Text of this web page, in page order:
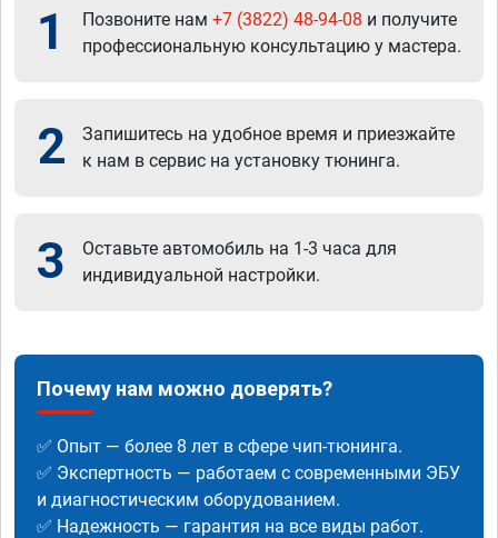
1 Позвоните нам +7 (3822) 48-94-08 и получите
профессиональную консультацию у мастера.
2
Запишитесь на удобное время и приезжайте
к нам в сервис на установку тюнинга.
3
Оставьте автомобиль на 1-3 часа для
индивидуальной настройки.
Почему нам можно доверять?
✅ Опыт — более 8 лет в сфере чип-тюнинга.
✅ Экспертность — работаем с современными ЭБУ
и диагностическим оборудованием.
✅ Надежность — гарантия на все виды работ.